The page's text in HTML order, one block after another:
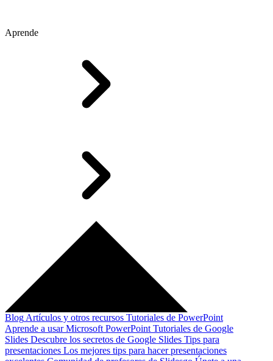
Aprende
Blog Artículos y otros recursos Tutoriales de PowerPoint
Aprende a usar Microsoft PowerPoint Tutoriales de Google
Slides Descubre los secretos de Google Slides Tips para
presentaciones Los mejores tips para hacer presentaciones